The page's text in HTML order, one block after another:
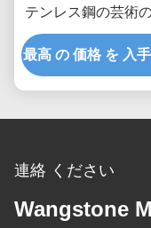
テンレス鋼の芸術
のマットの比ゆ的
り
最高 の 価格 を 入
連絡 ください
Wangstone